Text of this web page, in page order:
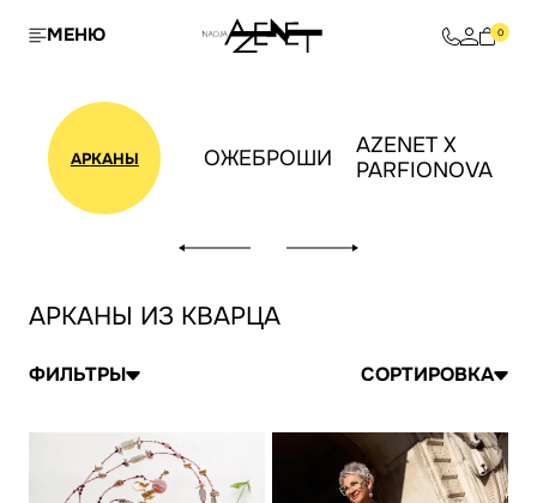
МЕНЮ 0
АРКАНЫ ОЖЕБРОШИ
AZENET X
PARFIONOVA
АРКАНЫ ИЗ КВАРЦА
ФИЛЬТРЫ СОРТИРОВКА